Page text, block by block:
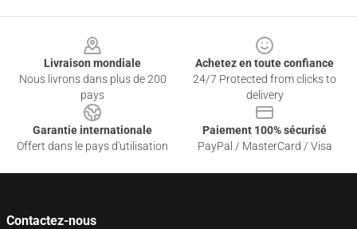
Livraison mondiale
Nous livrons dans plus de 200
pays
Achetez en toute confiance
24/7 Protected from clicks to
delivery
Garantie internationale
Offert dans le pays d'utilisation
Paiement 100% sécurisé
PayPal / MasterCard / Visa
Contactez-nous